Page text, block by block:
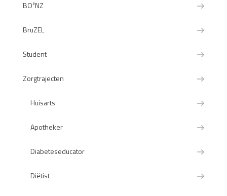
BO³NZ
BruZEL
Student
Zorgtrajecten
Huisarts
Apotheker
Diabeteseducator
Diëtist